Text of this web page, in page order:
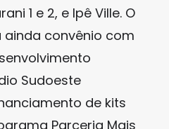
1 e 2, e Ipê Ville. O
convênio com
Sudoeste
de kits
Parceria Mais